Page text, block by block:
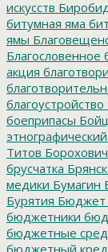
искусств
битумная яма
ямы
Благословенное
акция
благоустройство
боеприпасы
Титов Борохович
брусчатка Брянск
медики Бумагин
Бурятия Бюджет
бюджетники
бюджетные
бюджетный